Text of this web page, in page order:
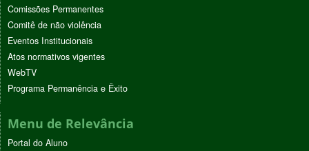
Comissões Permanentes
Comitê de não violência
Eventos Institucionais
Atos normativos vigentes
WebTV
Programa Permanência e Êxito
Menu de Relevância
Portal do Aluno